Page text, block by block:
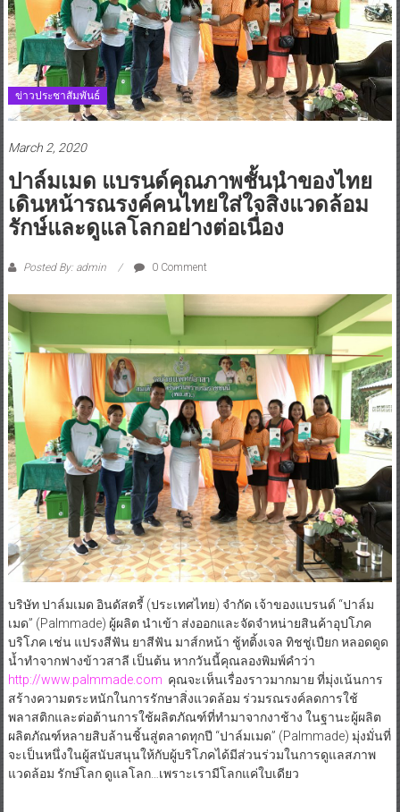
ข่าวประชาสัมพันธ์
March 2, 2020
ปาล์มเมด แบรนด์คุณภาพชั้นนำของไทย
เดินหน้ารณรงค์คนไทยใส่ใจสิ่งแวดล้อม
รักษ์และดูแลโลกอย่างต่อเนื่อง
Posted By: admin 0 Comment
บริษัท ปาล์มเมด อินดัสตรี้ (ประเทศไทย) จำกัด เจ้าของแบรนด์ “ปาล์ม
เมด” (Palmmade) ผู้ผลิต นำเข้า ส่งออกและจัดจำหน่ายสินค้าอุปโภค
บริโภค เช่น แปรงสีฟัน ยาสีฟัน มาส์กหน้า ชู้ทติ้งเจล ทิชชู่เปียก หลอดดูด
น้ำทำจากฟางข้าวสาลี เป็นต้น หากวันนี้คุณลองพิมพ์คำว่า
http://www.palmmade.com คุณจะเห็นเรื่องราวมากมาย ที่มุ่งเน้นการ
สร้างความตระหนักในการรักษาสิ่งแวดล้อม ร่วมรณรงค์ลดการใช้
พลาสติกและต่อต้านการใช้ผลิตภัณฑ์ที่ทำมาจากงาช้าง ในฐานะผู้ผลิต
ผลิตภัณฑ์หลายสิบล้านชิ้นสู่ตลาดทุกปี “ปาล์มเมด” (Palmmade) มุ่งมั่นที่
จะเป็นหนึ่งในผู้สนับสนุนให้กับผู้บริโภคได้มีส่วนร่วมในการดูแลสภาพ
แวดล้อม รักษ์โลก ดูแลโลก…เพราะเรามีโลกแค่ใบเดียว